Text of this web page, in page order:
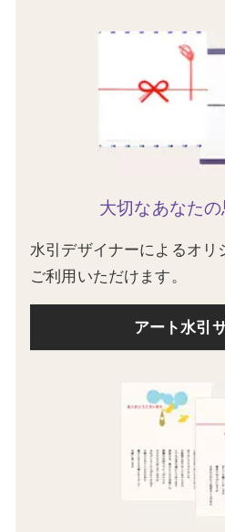
大切なあなた
水引デザイナーによるオリ
ご利用いただけます。
アート水引